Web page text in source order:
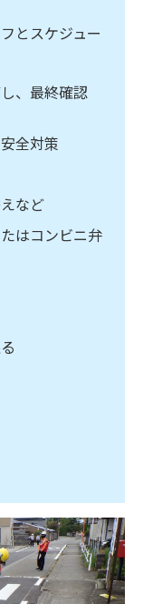
とスケジュー
、最終確認
全対策
など
はコンビニ弁